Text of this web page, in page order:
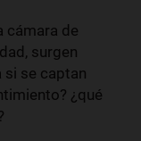
cámara de
surgen
si se captan
¿qué